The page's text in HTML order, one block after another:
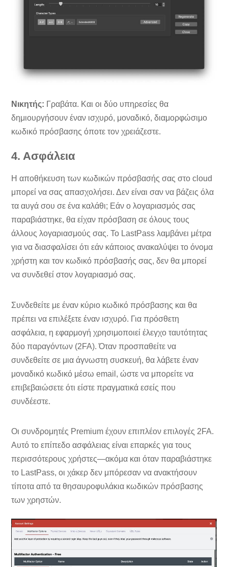
Νικητής: Γραβάτα. Και οι δύο υπηρεσίες θα
δημιουργήσουν έναν ισχυρό, μοναδικό, διαμορφώσιμο
κωδικό πρόσβασης όποτε τον χρειάζεστε.
4. Ασφάλεια
Η αποθήκευση των κωδικών πρόσβασής σας στο cloud
μπορεί να σας απασχολήσει. Δεν είναι σαν να βάζεις όλα
τα αυγά σου σε ένα καλάθι; Εάν ο λογαριασμός σας
παραβιάστηκε, θα είχαν πρόσβαση σε όλους τους
άλλους λογαριασμούς σας. Το LastPass λαμβάνει μέτρα
για να διασφαλίσει ότι εάν κάποιος ανακαλύψει το όνομα
χρήστη και τον κωδικό πρόσβασής σας, δεν θα μπορεί
να συνδεθεί στον λογαριασμό σας.
Συνδεθείτε με έναν κύριο κωδικό πρόσβασης και θα
πρέπει να επιλέξετε έναν ισχυρό. Για πρόσθετη
ασφάλεια, η εφαρμογή χρησιμοποιεί έλεγχο ταυτότητας
δύο παραγόντων (2FA). Όταν προσπαθείτε να
συνδεθείτε σε μια άγνωστη συσκευή, θα λάβετε έναν
μοναδικό κωδικό μέσω email, ώστε να μπορείτε να
επιβεβαιώσετε ότι είστε πραγματικά εσείς που
συνδέεστε.
Οι συνδρομητές Premium έχουν επιπλέον επιλογές 2FA.
Αυτό το επίπεδο ασφάλειας είναι επαρκές για τους
περισσότερους χρήστες—ακόμα και όταν παραβιάστηκε
το LastPass, οι χάκερ δεν μπόρεσαν να ανακτήσουν
τίποτα από τα θησαυροφυλάκια κωδικών πρόσβασης
των χρηστών.